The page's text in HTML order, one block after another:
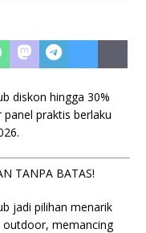
diskon hingga 30%
praktis berlaku
TANPA BATAS!
jadi pilihan menarik
outdoor, memancing